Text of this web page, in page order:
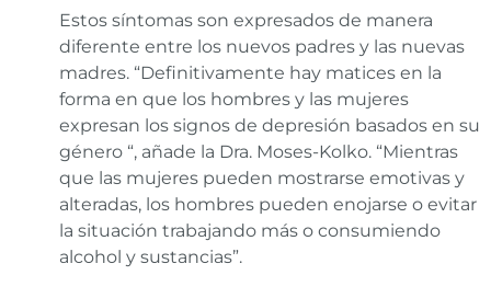
Estos síntomas son expresados de manera
diferente entre los nuevos padres y las nuevas
madres. “Definitivamente hay matices en la
forma en que los hombres y las mujeres
expresan los signos de depresión basados en su
género “, añade la Dra. Moses-Kolko. “Mientras
que las mujeres pueden mostrarse emotivas y
alteradas, los hombres pueden enojarse o evitar
la situación trabajando más o consumiendo
alcohol y sustancias”.